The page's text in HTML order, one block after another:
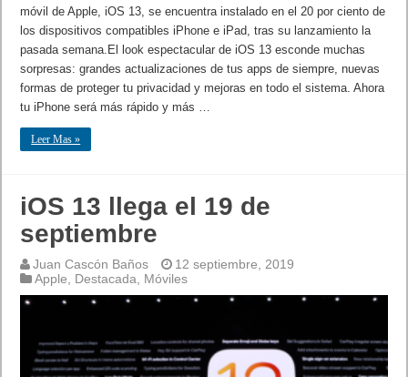
móvil de Apple, iOS 13, se encuentra instalado en el 20 por ciento de
los dispositivos compatibles iPhone e iPad, tras su lanzamiento la
pasada semana.El look espectacular de iOS 13 esconde muchas
sorpresas: grandes actualizaciones de tus apps de siempre, nuevas
formas de proteger tu privacidad y mejoras en todo el sistema. Ahora
tu iPhone será más rápido y más …
Leer Mas »
iOS 13 llega el 19 de
septiembre
Juan Cascón Baños
12 septiembre, 2019
Apple
Destacada Móviles